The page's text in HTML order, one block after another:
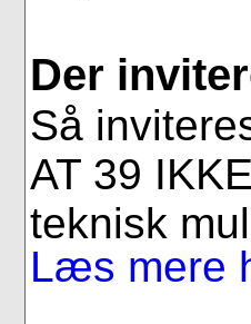
Der
Så
AT 39
teknisk
Læs mere